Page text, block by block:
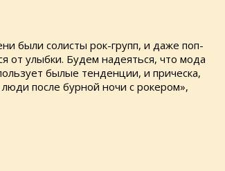
были солисты рок-групп, и даже поп-
от улыбки. Будем надеяться, что мода
былые тенденции, и прическа,
после бурной ночи с рокером»,